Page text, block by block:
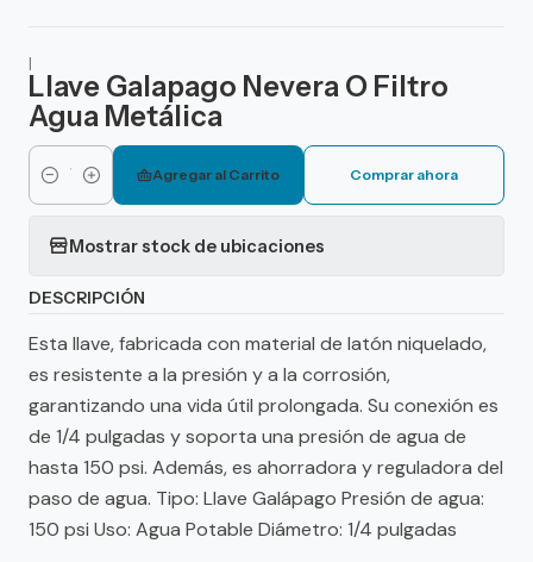
|
Llave Galapago Nevera O Filtro
Agua Metálica
Cantidad
Agregar al Carrito Comprar ahora
Mostrar stock de ubicaciones
DESCRIPCIÓN
Esta llave, fabricada con material de latón niquelado,
es resistente a la presión y a la corrosión,
garantizando una vida útil prolongada. Su conexión es
de 1/4 pulgadas y soporta una presión de agua de
hasta 150 psi. Además, es ahorradora y reguladora del
paso de agua. Tipo: Llave Galápago Presión de agua:
150 psi Uso: Agua Potable Diámetro: 1/4 pulgadas